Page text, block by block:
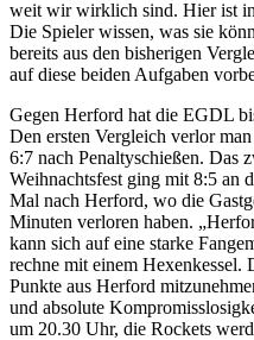
weit wir wirklich sind. Hier ist
Die Spieler wissen, was sie
bereits aus den bisherigen
auf diese beiden Aufgaben
Gegen Herford hat die EGDL
Den ersten Vergleich verlor
6:7 nach Penaltyschießen. Das
Weihnachtsfest ging mit 8:5 an
Mal nach Herford, wo die
Minuten verloren haben.
kann sich auf eine starke
rechne mit einem
Punkte aus Herford
und absolute
um 20.30 Uhr, die Rockets